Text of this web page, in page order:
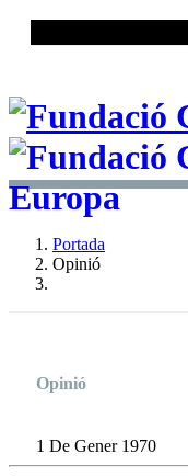
Portada
Opinió
Opinió
1 De Gener 1970